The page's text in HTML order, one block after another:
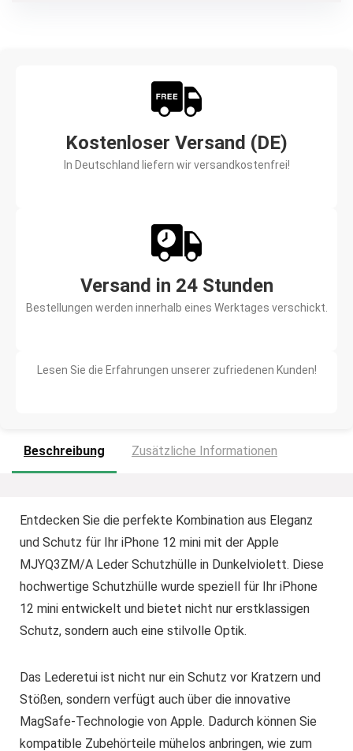
Kostenloser Versand (DE)
In Deutschland liefern wir versandkostenfrei!
Versand in 24 Stunden
Bestellungen werden innerhalb eines Werktages verschickt.
Lesen Sie die Erfahrungen unserer zufriedenen Kunden!
Beschreibung Zusätzliche Informationen
Entdecken Sie die perfekte Kombination aus Eleganz
und Schutz für Ihr iPhone 12 mini mit der Apple
MJYQ3ZM/A Leder Schutzhülle in Dunkelviolett. Diese
hochwertige Schutzhülle wurde speziell für Ihr iPhone
12 mini entwickelt und bietet nicht nur erstklassigen
Schutz, sondern auch eine stilvolle Optik.
Das Lederetui ist nicht nur ein Schutz vor Kratzern und
Stößen, sondern verfügt auch über die innovative
MagSafe-Technologie von Apple. Dadurch können Sie
kompatible Zubehörteile mühelos anbringen, wie zum